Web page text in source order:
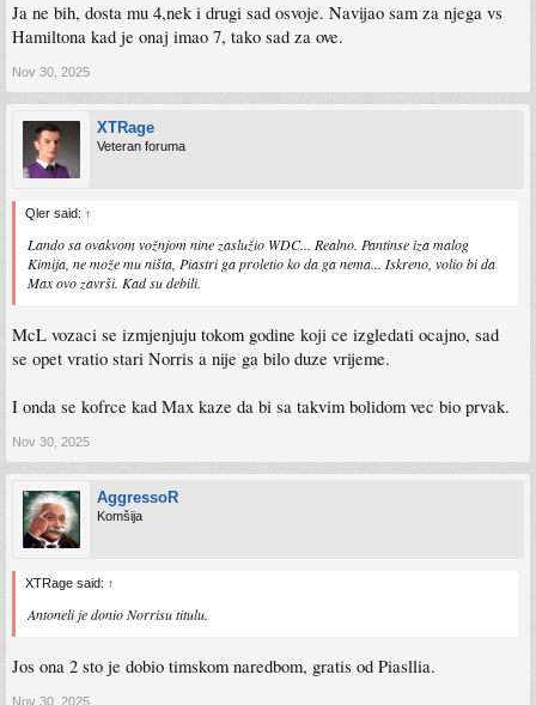
Ja ne bih, dosta mu 4,nek i drugi sad osvoje. Navijao sam za njega vs
Hamiltona kad je onaj imao 7, tako sad za ove.
Nov 30, 2025
XTRage
Veteran foruma
Qler said: ↑
Lando sa ovakvom vožnjom nine zaslužio WDC... Realno. Pantinse iza malog
Kimija, ne može mu ništa, Piastri ga proletio ko da ga nema... Iskreno, volio bi da
Max ovo završi. Kad su debili.
McL vozaci se izmjenjuju tokom godine koji ce izgledati ocajno, sad
se opet vratio stari Norris a nije ga bilo duze vrijeme.
I onda se kofrce kad Max kaze da bi sa takvim bolidom vec bio prvak.
Nov 30, 2025
AggressoR
Komšija
XTRage said: ↑
Antoneli je donio Norrisu titulu.
Jos ona 2 sto je dobio timskom naredbom, gratis od Piasllia.
Nov 30, 2025